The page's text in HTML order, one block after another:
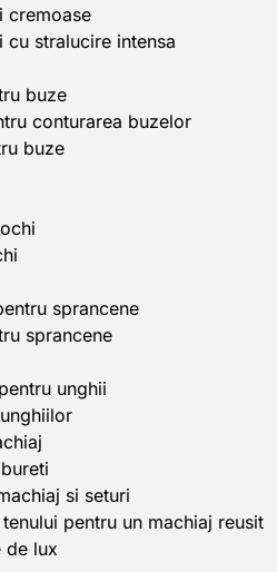
cremoase
cu stralucire intensa
buze
conturarea buzelor
buze
sprancene
sprancene
unghii
si seturi
pentru un machiaj reusit
de lux